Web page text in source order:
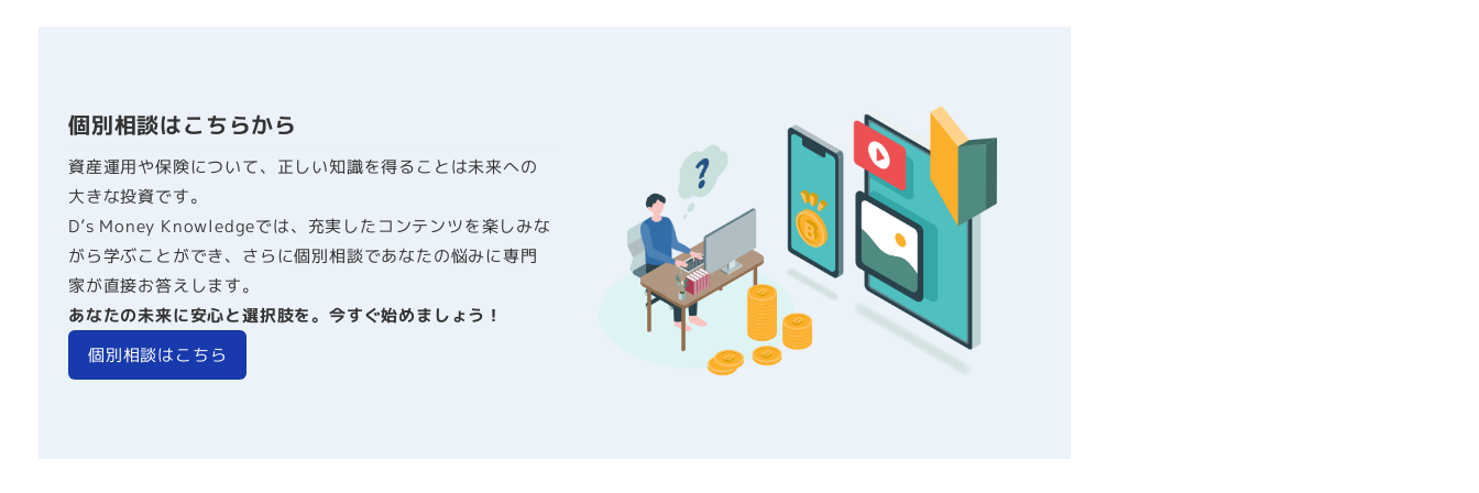
個別相談はこちらから
資産運用や保険について、正しい知識を得ることは未来への
大きな投資です。
D’s Money Knowledgeでは、充実したコンテンツを楽しみな
がら学ぶことができ、さらに個別相談であなたの悩みに専門
家が直接お答えします。
あなたの未来に安心と選択肢を。今すぐ始めましょう！
個別相談はこちら